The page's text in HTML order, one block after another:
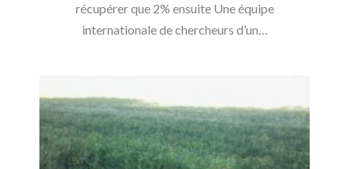
récupérer que 2% ensuite Une équipe
internationale de chercheurs d’un…